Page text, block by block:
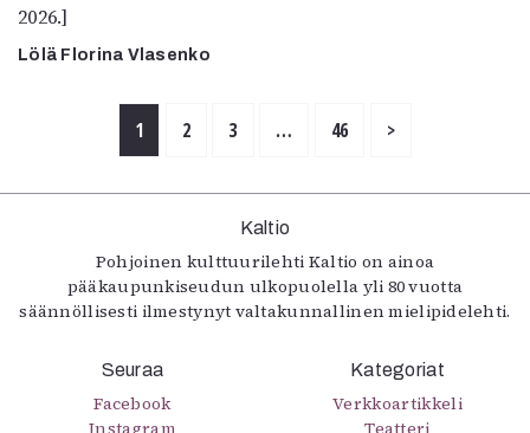
2026.]
Lölä Florina Vlasenko
1 2 3 … 46 >
Kaltio
Pohjoinen kulttuurilehti Kaltio on ainoa
pääkaupunkiseudun ulkopuolella yli 80 vuotta
säännöllisesti ilmestynyt valtakunnallinen mielipidelehti.
Seuraa
Facebook
Instagram
Kategoriat
Verkkoartikkeli
Teatteri